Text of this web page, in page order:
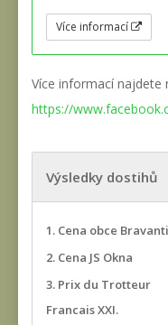
Více informací
Více informací najdete
https://
Výsledky dostihů
1. Cena obce
2. Cena JS Okna
3. Prix du Trotteur
Francais XXI.